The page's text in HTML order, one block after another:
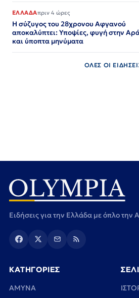
ΕΛΛΑΔΑπριν 4 ώρες
Η σύζυγος του 28χρονου Αφγανού
αποκαλύπτει: Υποψίες, φυγή στην
και ύποπτα μηνύματα
ΟΛΕΣ ΟΙ
Ειδήσεις για την Ελλάδα με όπλο την
ΚΑΤΗΓΟΡΙΕΣ
ΑΜΥΝΑ